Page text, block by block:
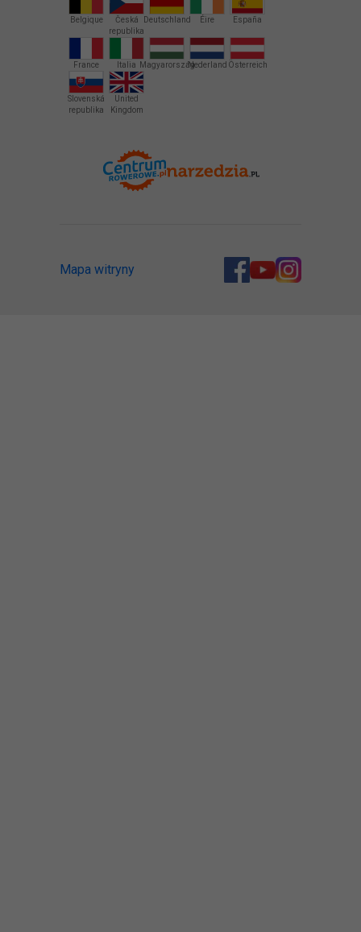
Belgique
Česká
republika
Deutschland Éire España
France Italia MagyarországNederland Österreich
Slovenská
republika
United
Kingdom
Mapa witryny